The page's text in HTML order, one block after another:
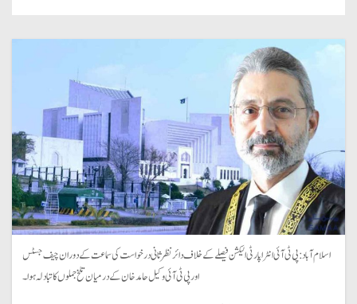
اسلام آباد: پی ٹی آئی انٹرا پارٹی الیکشن فیصلے کے خلاف دائر نظر ثانی درخواست کی سماعت کے دوران چیف جسٹس
اور پی ٹی آئی وکیل حامد خان کے درمیان تلخ جملوں کا تبادلہ ہوا۔